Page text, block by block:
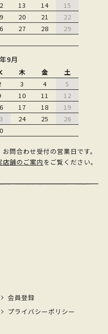
13 14
15
20 21
22
27 28
29
9月
木 金
土
3 4
5
10 11
12
17 18
19
24 25
26
問合わせ受付の営業日です。
店舗のご案内 をご覧ください。
会員登録
プライバシーポリシー